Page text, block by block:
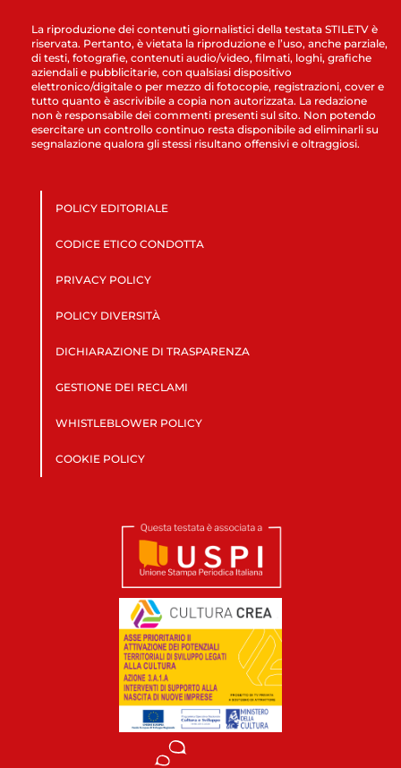
La riproduzione dei contenuti giornalistici della testata STILETV è
riservata. Pertanto, è vietata la riproduzione e l’uso, anche parziale,
di testi, fotografie, contenuti audio/video, filmati, loghi, grafiche
aziendali e pubblicitarie, con qualsiasi dispositivo
elettronico/digitale o per mezzo di fotocopie, registrazioni, cover e
tutto quanto è ascrivibile a copia non autorizzata. La redazione
non è responsabile dei commenti presenti sul sito. Non potendo
esercitare un controllo continuo resta disponibile ad eliminarli su
segnalazione qualora gli stessi risultano offensivi e oltraggiosi.
POLICY EDITORIALE
CODICE ETICO CONDOTTA
PRIVACY POLICY
POLICY DIVERSITÀ
DICHIARAZIONE DI TRASPARENZA
GESTIONE DEI RECLAMI
WHISTLEBLOWER POLICY
COOKIE POLICY